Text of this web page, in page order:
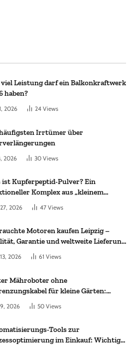
Leistung darf ein Balkonkraftwerk
haben?
2026 24 Views
Irrtümer über
2026 30 Views
ist Kupferpeptid-Pulver? Ein
Komplex aus „kleinem
+ Metall“
2026 47 Views
Motoren kaufen Leipzig –
Garantie und weltweite Lieferung
2026 61 Views
Mähroboter ohne
für kleine Gärten:
es bei 200 bis 500 m² wirklich
2026 50 Views
Tools zur
im Einkauf: Wichtige